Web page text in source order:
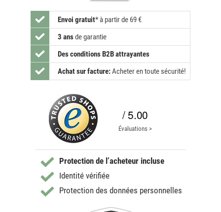
Envoi gratuit* à partir de 69 €
3 ansde garantie
Des conditions B2B attrayantes
Achat sur facture:Acheter en toute sécurité!
/ 5.00
Évaluations >
Protection de l’acheteur incluse
Identité vérifiée
Protection des données personnelles